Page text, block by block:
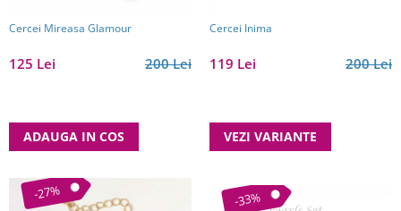
Cercei Mireasa Glamour
200 Lei
125 Lei
ADAUGA IN COS
Cercei Inima
200 Lei
119 Lei
VEZI VARIANTE
-27% -33%